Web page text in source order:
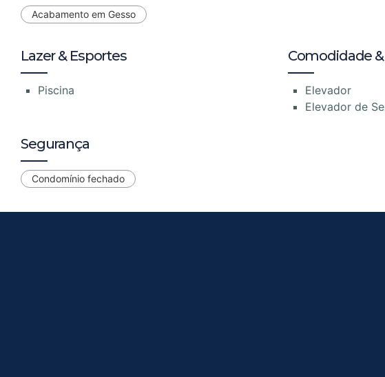
Acabamento em Gesso
Lazer & Esportes
Piscina
Comodidade
Elevador
Elevador de
Segurança
Condomínio fechado